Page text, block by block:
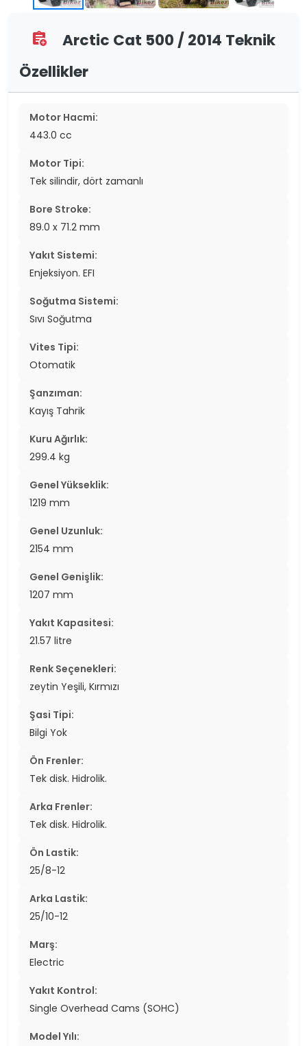
assignment_add
Arctic Cat 500 / 2014 Teknik
Özellikler
Motor Hacmi:
443.0 cc
Motor Tipi:
Tek silindir, dört zamanlı
Bore Stroke:
89.0 x 71.2 mm
Yakıt Sistemi:
Enjeksiyon. EFI
Soğutma Sistemi:
Sıvı Soğutma
Vites Tipi:
Otomatik
Şanzıman:
Kayış Tahrik
Kuru Ağırlık:
299.4 kg
Genel Yükseklik:
1219 mm
Genel Uzunluk:
2154 mm
Genel Genişlik:
1207 mm
Yakıt Kapasitesi:
21.57 litre
Renk Seçenekleri:
zeytin Yeşili, Kırmızı
Şasi Tipi:
Bilgi Yok
Ön Frenler:
Tek disk. Hidrolik.
Arka Frenler:
Tek disk. Hidrolik.
Ön Lastik:
25/8-12
Arka Lastik:
25/10-12
Marş:
Electric
Yakıt Kontrol:
Single Overhead Cams (SOHC)
Model Yılı: